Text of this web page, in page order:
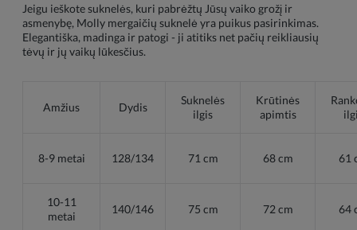
Jeigu ieškote suknelės, kuri pabrėžtų Jūsų vaiko grožį ir
asmenybę, Molly mergaičių suknelė yra puikus pasirinkimas.
Elegantiška, madinga ir patogi - ji atitiks net pačių reikliausių
tėvų ir jų vaikų lūkesčius.
Amžius Dydis
Suknelės
ilgis
Krūtinės
apimtis
8-9 metai 128/134 71 cm 68 cm 61
10-11
metai
140/146 75 cm 72 cm 64